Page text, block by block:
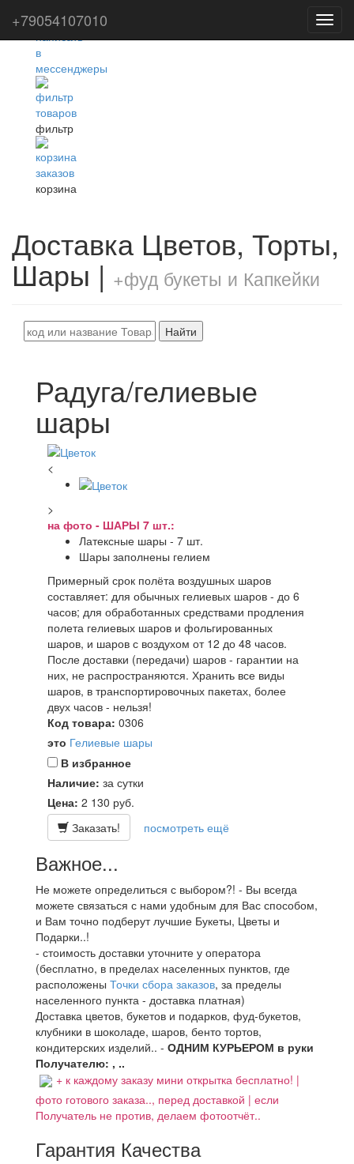
фильтр
корзина
Доставка Цветов, Торты,
Шары | +фуд букеты и Капкейки
Найти
Радуга/гелиевые
шары
<
>
на фото - ШАРЫ 7 шт.:
Латексные шары - 7 шт.
Шары заполнены гелием
Примерный срок полёта воздушных шаров
составляет: для обычных гелиевых шаров - до 6
часов; для обработанных средствами продления
полета гелиевых шаров и фольгированных
шаров, и шаров с воздухом от 12 до 48 часов.
После доставки (передачи) шаров - гарантии на
них, не распространяются. Хранить все виды
шаров, в транспортировочных пакетах, более
двух часов - нельзя!
Код товара: 0306
это Гелиевые шары
В избранное
Наличие: за сутки
Цена: 2 130 руб.
Заказать!
посмотреть ещё
Важное...
Не можете определиться с выбором?! - Вы всегда
можете связаться с нами удобным для Вас способом,
и Вам точно подберут лучшие Букеты, Цветы и
Подарки..!
- стоимость доставки уточните у оператора
(бесплатно, в пределах населенных пунктов, где
расположены Точки сбора заказов, за пределы
населенного пункта - доставка платная)
Доставка цветов, букетов и подарков, фуд-букетов,
клубники в шоколаде, шаров, бенто тортов,
кондитерских изделий.. - ОДНИМ КУРЬЕРОМ в руки
Получателю: , ..
+ к каждому заказу мини открытка бесплатно! |
фото готового заказа.., перед доставкой | если
Получатель не против, делаем фотоотчёт..
Гарантия Качества
+79054107010